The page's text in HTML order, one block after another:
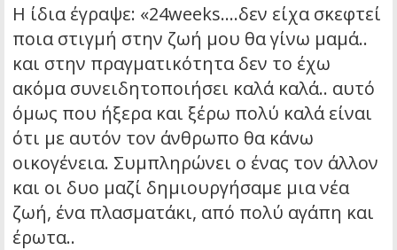
Η ίδια έγραψε: «24weeks….δεν είχα σκεφτεί
ποια στιγμή στην ζωή μου θα γίνω μαμά..
και στην πραγματικότητα δεν το έχω
ακόμα συνειδητοποιήσει καλά καλά.. αυτό
όμως που ήξερα και ξέρω πολύ καλά είναι
ότι με αυτόν τον άνθρωπο θα κάνω
οικογένεια. Συμπληρώνει ο ένας τον άλλον
και οι δυο μαζί δημιουργήσαμε μια νέα
ζωή, ένα πλασματάκι, από πολύ αγάπη και
έρωτα..